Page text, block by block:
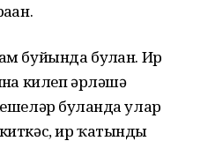
буйында булған. Ир
килеп әрләшә
булғанда улар
ир ҡатынды